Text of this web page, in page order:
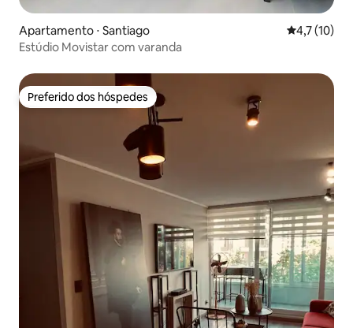
Apartamento ⋅ Santiago 4,7 de uma
4,7 (10)
Estúdio Movistar com varanda
Preferido dos hóspedes
Preferido dos hóspedes